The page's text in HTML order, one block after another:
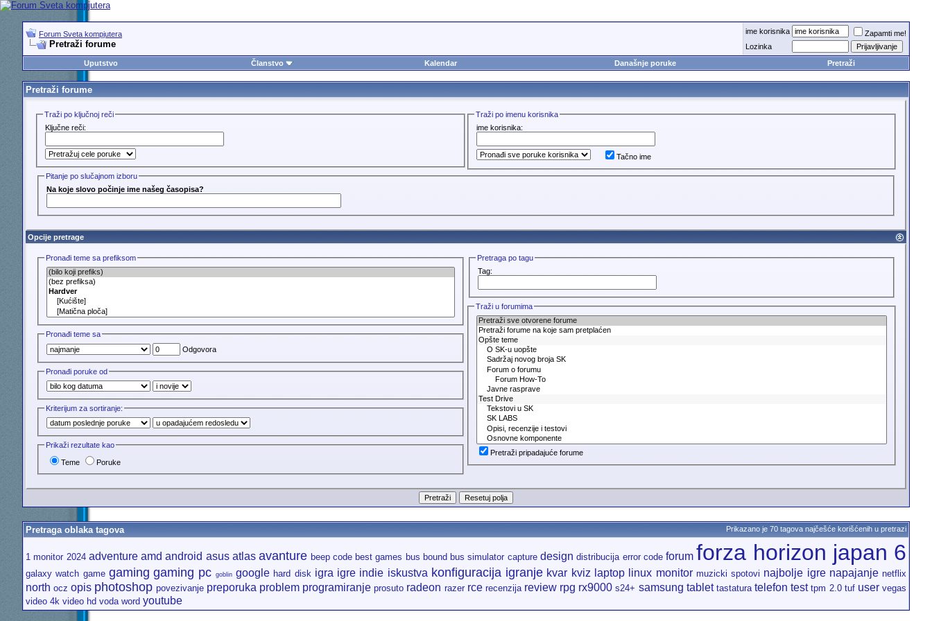
Forum Sveta kompjutera
Pretraži forume
ime korisnika
Zapamti me!
Lozinka
Uputstvo
Članstvo Kalendar Današnje poruke Pretraži
Pretraži forume
Traži po ključnoj reči
Ključne reči:
Traži po imenu korisnika
ime korisnika:
Tačno ime
Pitanje po slučajnom izboru
Na koje slovo počinje ime našeg časopisa?
Opcije pretrage
Pronađi teme sa prefiksom
Pronađi teme sa
Odgovora
Pronađi poruke od
Kriterijum za sortiranje:
Prikaži rezultate kao
Teme Poruke
Pretraga po tagu
Tag:
Traži u forumima
Pretraži pripadajuće forume
Prikazano je 70 tagova najčešće korišćenih u pretrazi
Pretraga oblaka tagova
1 monitor 2024 adventure amd android asus atlas avanture beep code best games bus bound bus simulator capture design distribucija error code forum forza horizon japan 6
galaxy watch game gaming gaming pc goblin google hard disk igra igre indie iskustva konfiguracija igranje kvar kviz laptop linux monitor muzicki spotovi najbolje igre napajanje netflix
north ocz opis photoshop povezivanje preporuka problem programiranje prosuto radeon razer rce recenzija review rpg rx9000 s24+ samsung tablet tastatura telefon test tpm 2.0 tuf user vegas
video 4k video hd voda word youtube